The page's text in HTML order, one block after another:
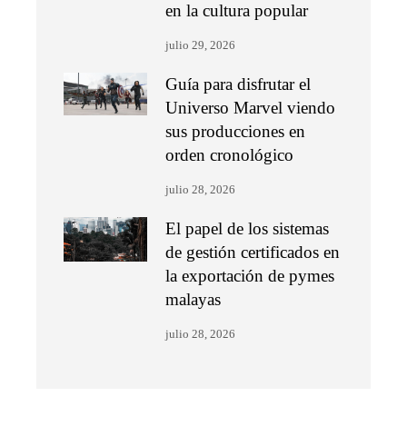
en la cultura popular
julio 29, 2026
Guía para disfrutar el
Universo Marvel viendo
sus producciones en
orden cronológico
julio 28, 2026
El papel de los sistemas
de gestión certificados en
la exportación de pymes
malayas
julio 28, 2026